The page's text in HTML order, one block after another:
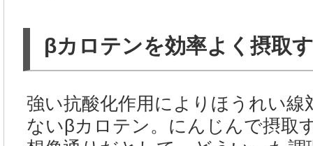
βカロテンを効率よく摂取
強い抗酸化作用によりほうれい線
ないβカロテン。にんじんで摂取